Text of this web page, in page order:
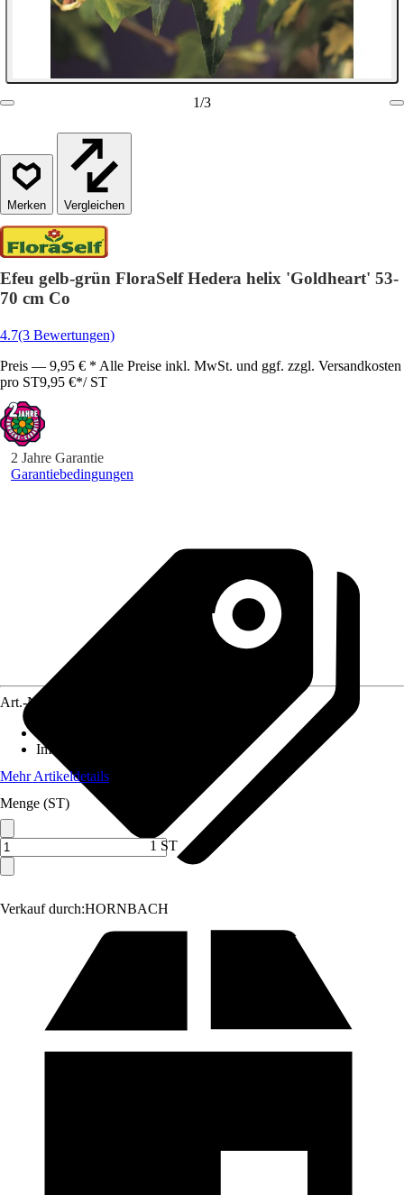
1/3
Vergleichen
Efeu gelb-grün FloraSelf Hedera helix 'Goldheart' 53-
70 cm Co
4.7(3 Bewertungen)
Preis — 9,95 € * Alle Preise inkl. MwSt. und ggf. zzgl. Versandkosten
pro ST9,95 €*/ ST
2 Jahre Garantie
Garantiebedingungen
Verkauf durch:HORNBACH
Art.-Nr.
Immergrün
Mehr Artikeldetails
Menge (ST)
1 ST